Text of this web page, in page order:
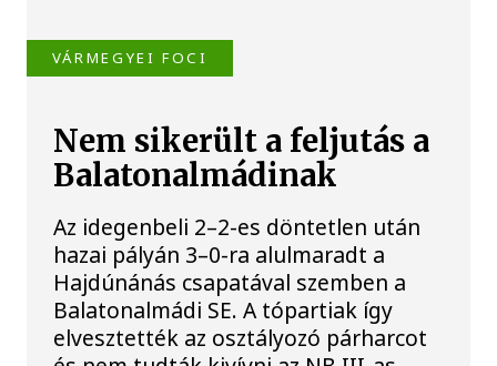
VÁRMEGYEI FOCI
Nem sikerült a feljutás a
Balatonalmádinak
Az idegenbeli 2–2-es döntetlen után
hazai pályán 3–0-ra alulmaradt a
Hajdúnánás csapatával szemben a
Balatonalmádi SE. A tópartiak így
elvesztették az osztályozó párharcot